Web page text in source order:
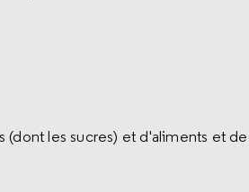
les sucres) et d'aliments et de